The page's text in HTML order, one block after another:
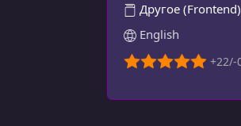
Другое (Frontend)
English